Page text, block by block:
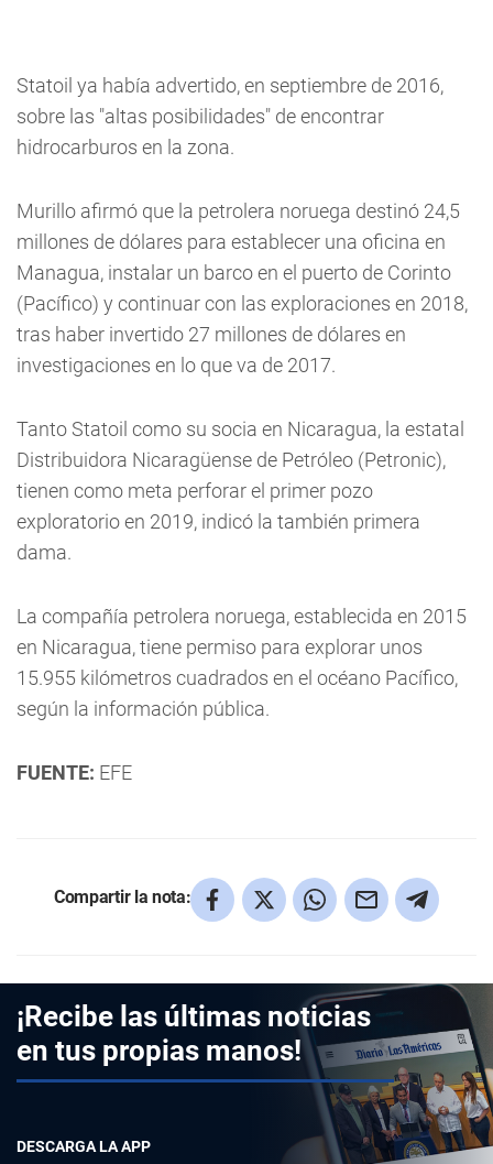
Statoil ya había advertido, en septiembre de 2016,
sobre las "altas posibilidades" de encontrar
hidrocarburos en la zona.
Murillo afirmó que la petrolera noruega destinó 24,5
millones de dólares para establecer una oficina en
Managua, instalar un barco en el puerto de Corinto
(Pacífico) y continuar con las exploraciones en 2018,
tras haber invertido 27 millones de dólares en
investigaciones en lo que va de 2017.
Tanto Statoil como su socia en Nicaragua, la estatal
Distribuidora Nicaragüense de Petróleo (Petronic),
tienen como meta perforar el primer pozo
exploratorio en 2019, indicó la también primera
dama.
La compañía petrolera noruega, establecida en 2015
en Nicaragua, tiene permiso para explorar unos
15.955 kilómetros cuadrados en el océano Pacífico,
según la información pública.
FUENTE: EFE
Compartir la nota:
¡Recibe las últimas noticias
en tus propias manos!
DESCARGA LA APP